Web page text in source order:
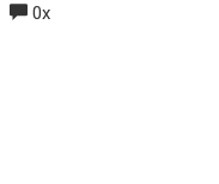
0x